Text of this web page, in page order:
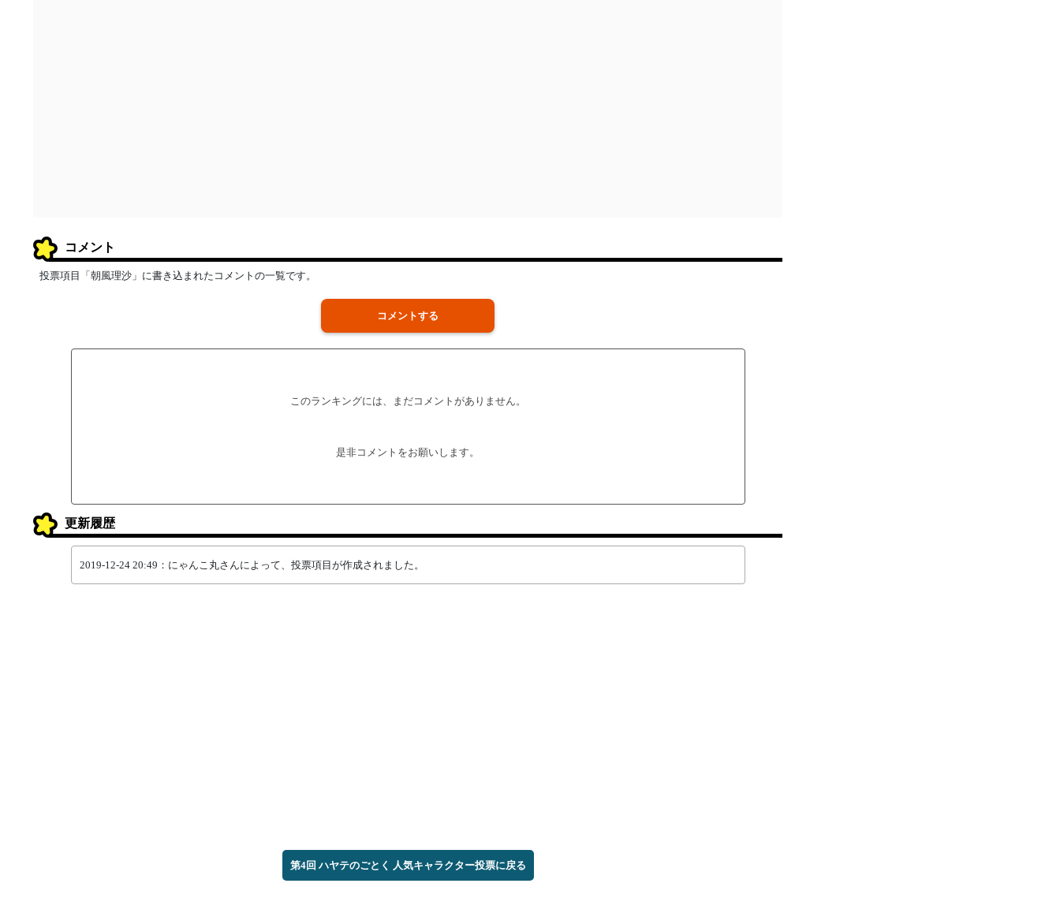
コメント
投票項目「朝風理沙」に書き込まれたコメントの一覧です。
コメントする
このランキングには、まだコメントがありません。
是非コメントをお願いします。
更新履歴
2019-12-24 20:49：にゃんこ丸さんによって、投票項目が作成されました。
第4回 ハヤテのごとく 人気キャラクター投票に戻る